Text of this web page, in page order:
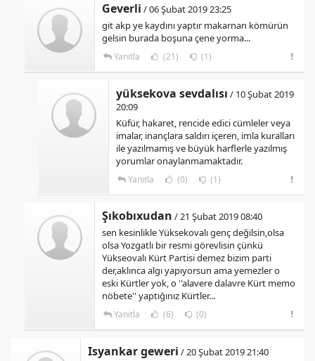
Geverli / 06 Şubat 2019 23:25
git akp ye kaydını yaptır makarnan kömürün
gelsin burada boşuna çene yorma...
Yanıtla (21) (1)
yüksekova sevdalısı / 10 Şubat 2019
20:09
Küfür, hakaret, rencide edici cümleler veya
imalar, inançlara saldırı içeren, imla kuralları
ile yazılmamış ve büyük harflerle yazılmış
yorumlar onaylanmamaktadır.
Yanıtla (0) (1)
Şıkobıxudan / 21 Şubat 2019 08:40
sen kesinlikle Yüksekovalı genç değilsin,olsa
olsa Yozgatlı bir resmi görevlisin çünkü
Yükseovalı Kürt Partisi demez bizim parti
der,aklınca algı yapıyorsun ama yemezler o
eski Kürtler yok, o ''alavere dalavre Kürt memo
nöbete'' yaptığınız Kürtler...
Yanıtla (6) (0)
Isyankar geweri / 20 Şubat 2019 21:40